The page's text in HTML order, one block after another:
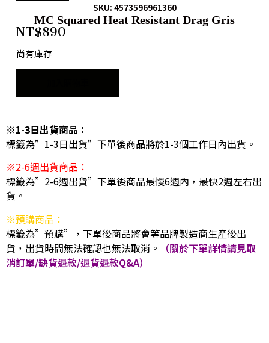
SKU: 4573596961360
MC Squared Heat Resistant Drag Gris
NT$890
尚有庫存
※1-3日出貨商品：
標籤為”1-3日出貨”下單後商品將於1-3個工作日內出貨。
※2-6週出貨商品：
標籤為”2-6週出貨”下單後商品最慢6週內，最快2週左右出
貨。
※預購商品：
標籤為”預購”，下單後商品將會等品牌製造商生產後出
貨，出貨時間無法確認也無法取消。
（關於下單詳情請見取
消訂單/缺貨退款/退貨退款Q&A）